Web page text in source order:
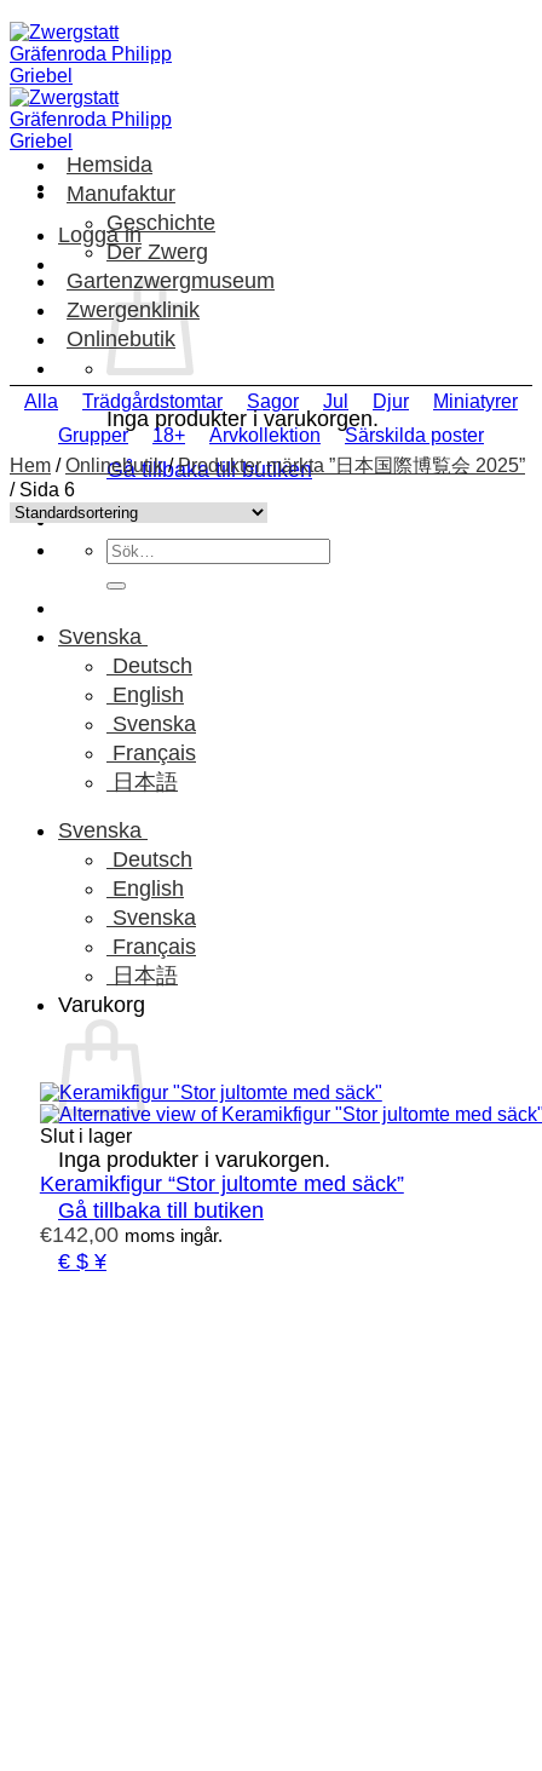
Skip
to
content
Logga in
Inga produkter i varukorgen.
Gå tillbaka till butiken
Sök
efter:
Svenska
Deutsch
English
Svenska
Français
日本語
Svenska
Deutsch
English
Svenska
Français
日本語
Varukorg
Inga produkter i varukorgen.
Gå tillbaka till butiken
€ $ ¥
Hemsida
Manufaktur
Geschichte
Der Zwerg
Gartenzwergmuseum
Zwergenklinik
Onlinebutik
Alla Trädgårdstomtar Sagor Jul Djur
Miniatyrer
Grupper
18+ Arvkollektion
Särskilda poster
Hem / Onlinebutik / Produkter märkta ”日本国際博覧会 2025”
/Sida 6
Slut i lager
Keramikfigur “Stor jultomte med säck”
€142,00 moms ingår.